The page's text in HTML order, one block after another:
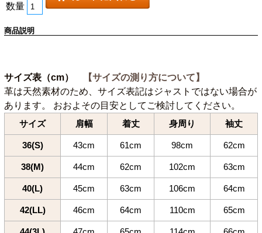
数量
商品説明
サイズ表（cm）
【サイズの測り方について】
革は天然素材のため、サイズ表記はジャストではない場合が
あります。 おおよその目安としてご検討してください。
サイズ 肩幅 着丈 身周り 袖丈
36(S) 43cm 61cm 98cm 62cm
38(M) 44cm 62cm 102cm 63cm
40(L) 45cm 63cm 106cm 64cm
42(LL) 46cm 64cm 110cm 65cm